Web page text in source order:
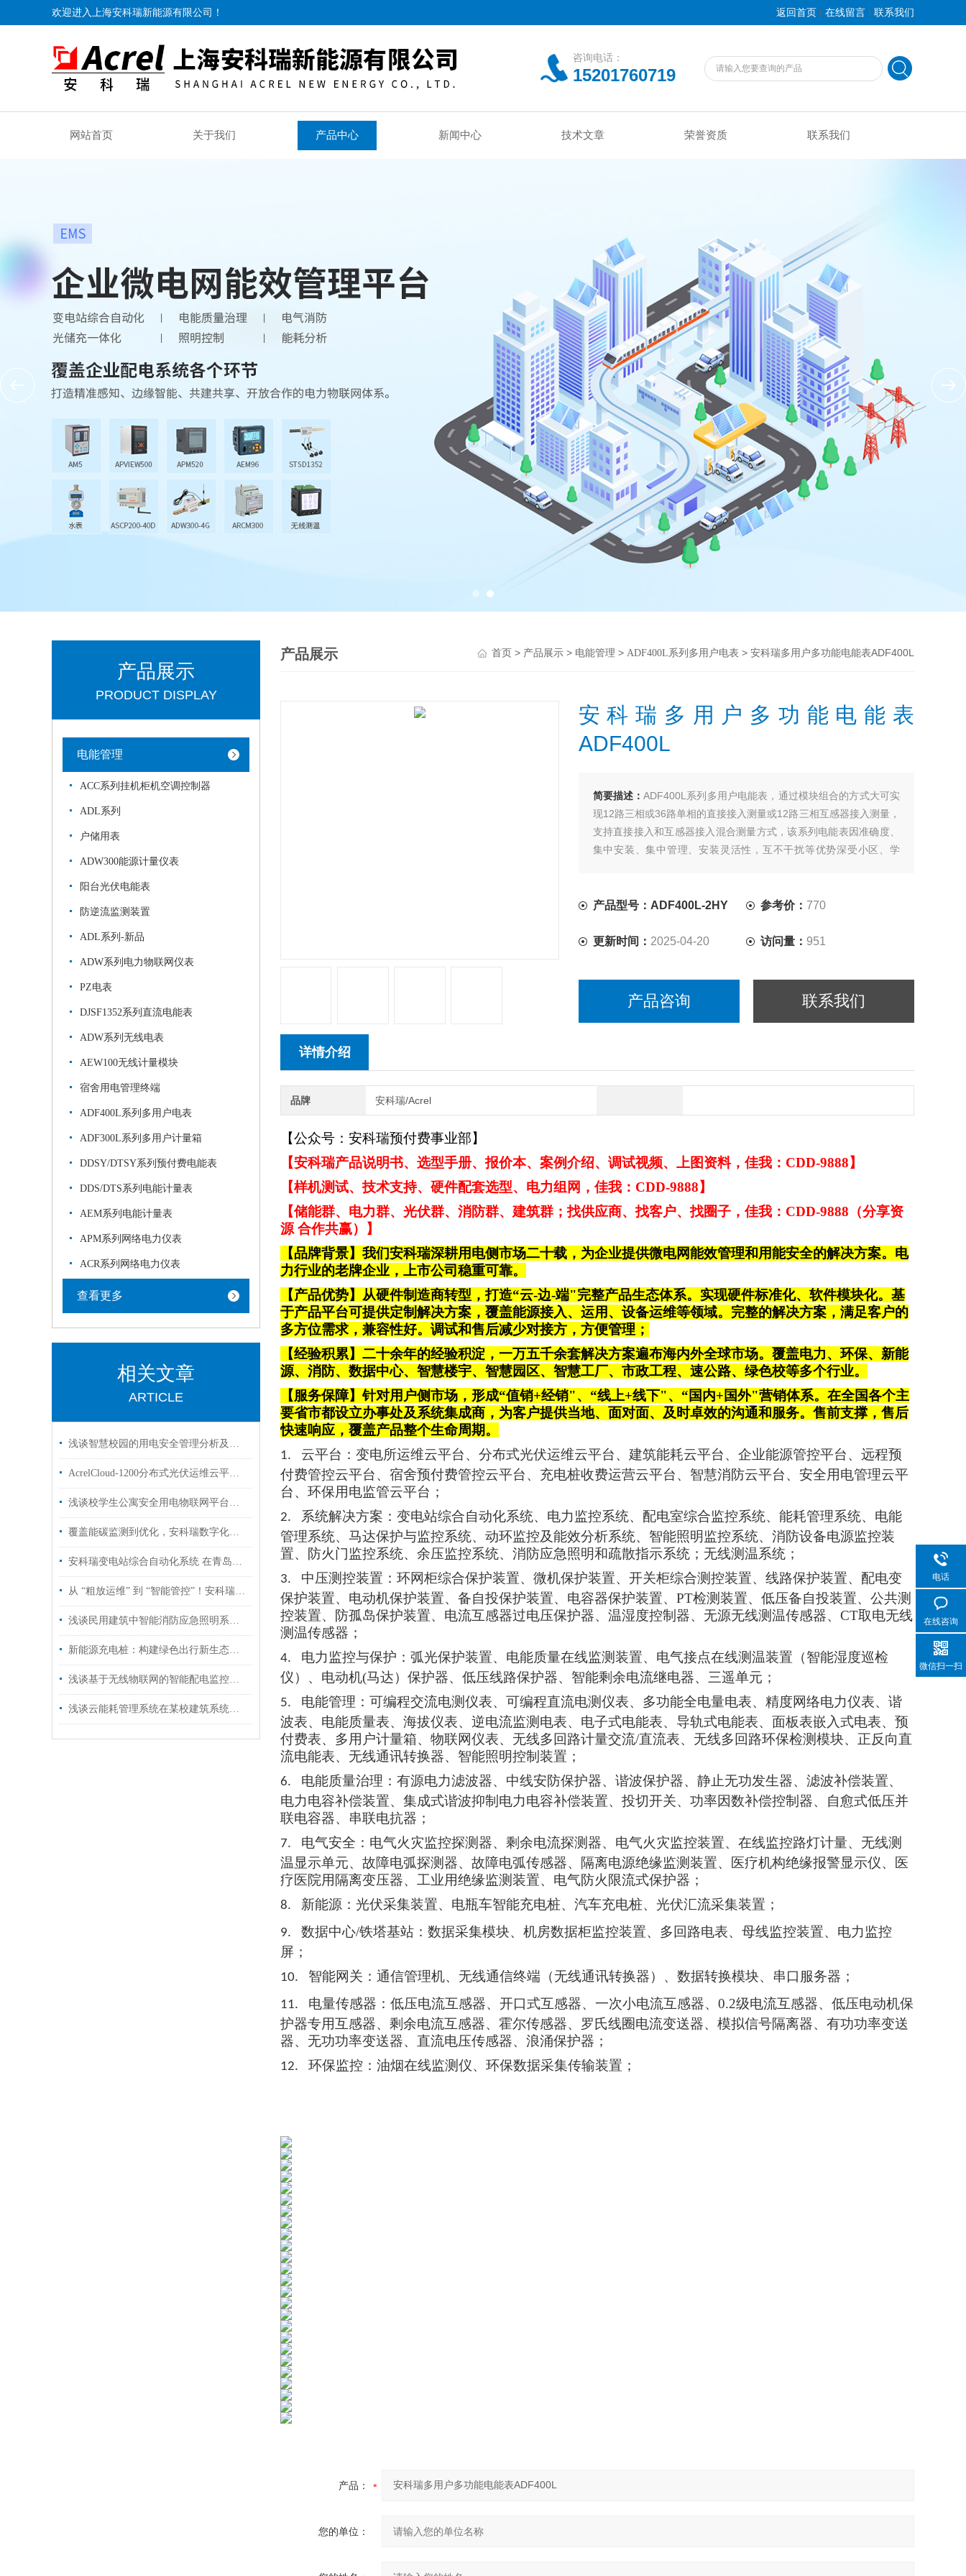
欢迎进入上海安科瑞新能源有限公司！ 返回首页 | 在线留言 | 联系我们
咨询电话：
15201760719
网站首页 关于我们 产品中心 新闻中心 技术文章 荣誉资质 联系我们
产品展示
PRODUCT DISPLAY
电能管理
ACC系列挂机柜机空调控制器
ADL系列
户储用表
ADW300能源计量仪表
阳台光伏电能表
防逆流监测装置
ADL系列-新品
ADW系列电力物联网仪表
PZ电表
DJSF1352系列直流电能表
ADW系列无线电表
AEW100无线计量模块
宿舍用电管理终端
ADF400L系列多用户电表
ADF300L系列多用户计量箱
DDSY/DTSY系列预付费电能表
DDS/DTS系列电能计量表
AEM系列电能计量表
APM系列网络电力仪表
ACR系列网络电力仪表
查看更多
相关文章
ARTICLE
浅谈智慧校园的用电安全管理分析及产品应用
AcrelCloud-1200分布式光伏运维云平台-屋顶生金的数字化钥匙
浅谈校学生公寓安全用电物联网平台的应用
覆盖能碳监测到优化，安科瑞数字化能碳管理平台助力浙江园区零碳转型
安科瑞变电站综合自动化系统 在青岛海洋科技园应用
从 “粗放运维” 到 “智能管控”！安科瑞云平台赋能分布式光伏升级
浅谈民用建筑中智能消防应急照明系统的应用
新能源充电桩：构建绿色出行新生态的关键基石
浅谈基于无线物联网的智能配电监控系统设计应用
浅谈云能耗管理系统在某校建筑系统平台的开发与应用
产品展示 首页 > 产品展示 > 电能管理 > ADF400L系列多用户电表 > 安科瑞多用户多功能电能表ADF400L
安科瑞多用户多功能电能表
ADF400L
简要描述：ADF400L系列多用户电能表，通过模块组合的方式大可实
现12路三相或36路单相的直接接入测量或12路三相互感器接入测量，
支持直接接入和互感器接入混合测量方式，该系列电能表因准确度、
集中安装、集中管理、安装灵活性，互不干扰等优势深受小区、学
产品型号：ADF400L-2HY 参考价： 770
更新时间： 2025-04-20 访问量： 951
产品咨询 联系我们
详情介绍
品牌 安科瑞/Acrel
【公众号：安科瑞预付费事业部】
【安科瑞产品说明书、选型手册、报价本、案例介绍、调试视频、上图资料，佳我：CDD-9888】
【样机测试、技术支持、硬件配套选型、电力组网，佳我：CDD-9888】
【储能群、电力群、光伏群、消防群、建筑群；找供应商、找客户、找圈子，佳我：CDD-9888（分享资
源 合作共赢）】
【品牌背景】我们安科瑞深耕用电侧市场二十载，为企业提供微电网能效管理和用能安全的解决方案。电
力行业的老牌企业，上市公司稳重可靠。
【产品优势】从硬件制造商转型，打造“云-边-端"完整产品生态体系。实现硬件标准化、软件模块化。基
于产品平台可提供定制解决方案，覆盖能源接入、运用、设备运维等领域。完整的解决方案，满足客户的
多方位需求，兼容性好。调试和售后减少对接方，方便管理；
【经验积累】二十余年的经验积淀，一万五千余套解决方案遍布海内外全球市场。覆盖电力、环保、新能
源、消防、数据中心、智慧楼宇、智慧园区、智慧工厂、市政工程、速公路、绿色校等多个行业。
【服务保障】针对用户侧市场，形成“值销+经销"、“线上+线下"、“国内+国外"营销体系。在全国各个主
要省市都设立办事处及系统集成商，为客户提供当地、面对面、及时卓效的沟通和服务。售前支撑，售后
快速响应，覆盖产品整个生命周期。
1. 云平台 ：变电所运维云平台、分布式光伏运维云平台、建筑能耗云平台、企业能源管控平台、远程预
付费管控云平台、宿舍预付费管控云平台、充电桩收费运营云平台、智慧消防云平台、安全用电管理云平
台、环保用电监管云平台；
2.
系统解决方案：变电站综合自动化系统、电力监控系统、配电室综合监控系统、能耗管理系统、电能
管理系统、马达保护与监控系统、动环监控及能效分析系统、智能照明监控系统、消防设备电源监控装
置、防火门监控系统、余压监控系统、消防应急照明和疏散指示系统； 无线测温系统 ；
3. 中压测控装置：环网柜综合保护装置、微机保护装置、开关柜综合测控装置、 线路保护装置、配电变
保护装置、电动机保护装置、备自投保护装置、电容器保护装置、PT检测装置、低压备自投装置、公共测
控装置、防孤岛保护装置、 电流互感器过电压保护器、温湿度控制器、无源无线测温传感器、 CT取电无线
测温传感器 ；
4.
电力监控与保护：弧光保护装置、电能质量在线监测装置、电气接点在线测温装置（智能湿度巡检
仪）、电动机(马达）保护器、低压线路保护器、智能剩余电流继电器、三遥单元；
5.
电能管理：可编程交流电测仪表、可编程直流电测仪表、多功能全电量电表、精度网络电力仪表、谐
波表、电能质量表、海拔仪表、逆电流监测电表、电子式电能表、导轨式电能表、 面板表嵌入式电表、预
付费表、多用户计量箱、物联网仪表、无线多回路计量交流/直流表、无线多回路环保检测模块、正反向直
流电能表、无线通讯转换器、智能照明控制装置；
6.
电能质量治理：有源电力滤波器、中线安防保护器、谐波保护器、静止无功发生器、滤波补偿装置、
电力电容补偿装置、集成式谐波抑制电力电容补偿装置、投切开关、功率因数补偿控制器、自愈式低压并
联电容器、串联电抗器；
7.
电气安全：电气火灾监控探测器、剩余电流探测器、电气火灾监控装置、在线监控路灯计量、无线测
温显示单元、故障电弧探测器、故障电弧传感器、隔离电源绝缘监测装置、医疗机构绝缘报警显示仪、医
疗医院用隔离变压器、工业用绝缘监测装置、电气防火限流式保护器；
8. 新能源：光伏采集装置、电瓶车智能充电桩、汽车充电桩、光伏汇流采集装置；
9.
数据中心/铁塔基站：数据采集模块、机房数据柜监控装置、多回路电表、母线监控装置、电力监控
屏；
10. 智能网关：通信管理机、无线通信终端（无线通讯转换器）、数据转换模块、串口服务器；
11.
电量传感器：低压电流互感器、开口式互感器、一次小电流互感器、0.2级电流互感器、低压电动机保
护器专用互感器、剩余电流互感器、霍尔传感器、罗氏线圈电流变送器、模拟信号隔离器、有功功率变送
器、无功功率变送器、直流电压传感器、浪涌保护器；
12. 环保监控：油烟在线监测仪、环保数据采集传输装置；
产品：
您的单位：
电话
在线咨询
微信扫一扫